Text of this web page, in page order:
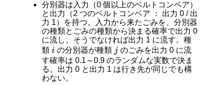
分別器は入力（0 個以上のベルトコンベア）
と出力（2 つのベルトコンベア ： 出力 0 / 出
力 1）を持つ。入力から来たごみを、分別器
の種類とごみの種類から決まる確率で出力 0
に流し、そうでなければ出力 1 に流す。種
類 i の分別器が種類 j のごみを出力 0 に流
す確率は 0.1～0.9 のランダムな実数で決ま
る。出力 0 と出力 1 は行き先が同じでも構
わない。